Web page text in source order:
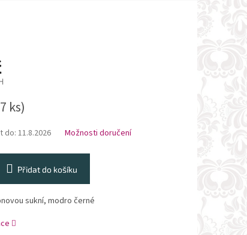
ks)
do: 11.8.2026 Možnosti doručení
Přidat do košíku
sukní, modro černé